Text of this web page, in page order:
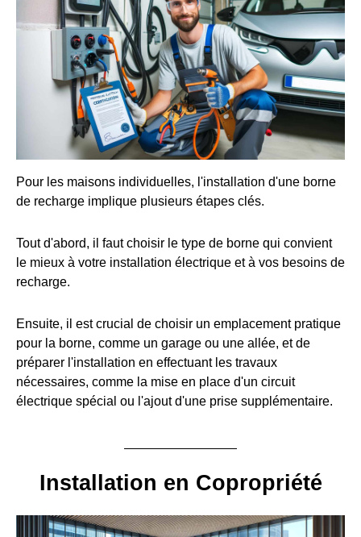
Pour les maisons individuelles, l'installation d'une borne
de recharge implique plusieurs étapes clés.
Tout d'abord, il faut choisir le type de borne qui convient
le mieux à votre installation électrique et à vos besoins de
recharge.
Ensuite, il est crucial de choisir un emplacement pratique
pour la borne, comme un garage ou une allée, et de
préparer l'installation en effectuant les travaux
nécessaires, comme la mise en place d'un circuit
électrique spécial ou l'ajout d'une prise supplémentaire.
Installation en Copropriété